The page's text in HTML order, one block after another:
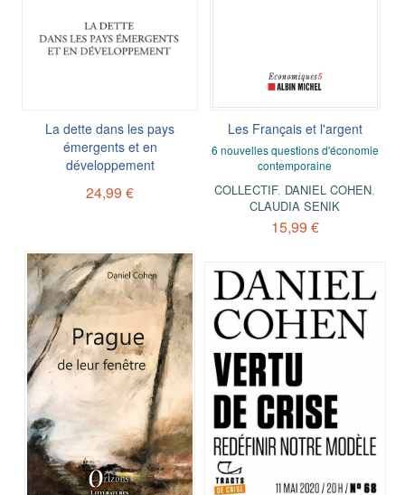
La dette dans les pays
émergents et en
développement
24,99 €
Les Français et l'argent
6 nouvelles questions d'économie
contemporaine
COLLECTIF, DANIEL COHEN,
CLAUDIA SENIK
15,99 €